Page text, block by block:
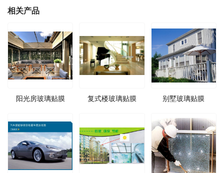
相关产品
阳光房玻璃贴膜 复式楼玻璃贴膜 别墅玻璃贴膜